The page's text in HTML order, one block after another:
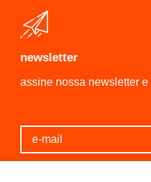
newsletter
assine nossa newsletter